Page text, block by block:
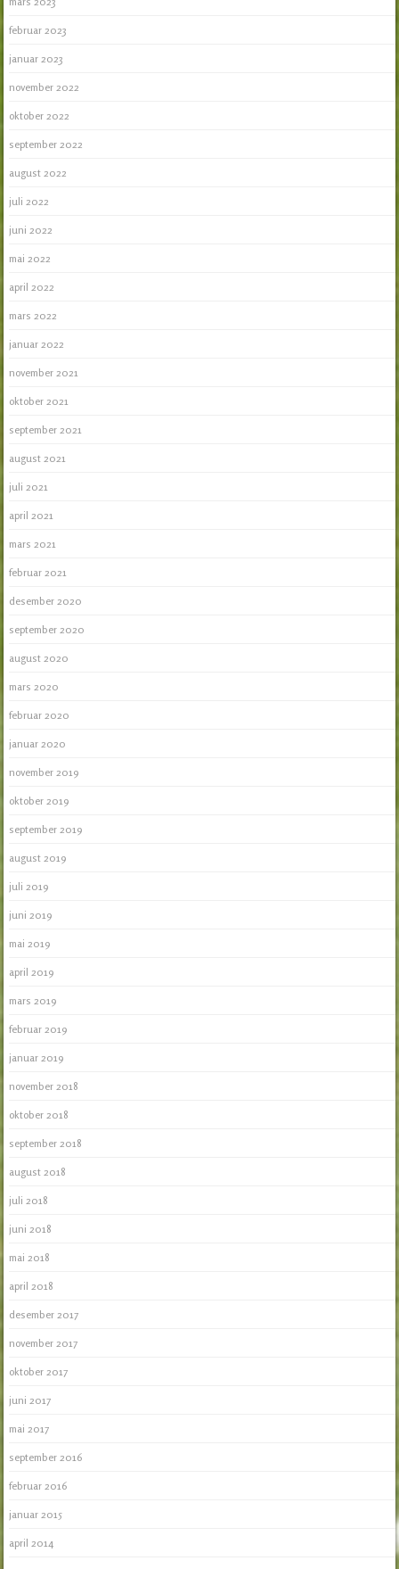
februar 2023
januar 2023
november 2022
oktober 2022
september 2022
august 2022
juli 2022
juni 2022
mai 2022
april 2022
mars 2022
januar 2022
november 2021
oktober 2021
september 2021
august 2021
juli 2021
april 2021
mars 2021
februar 2021
desember 2020
september 2020
august 2020
mars 2020
februar 2020
januar 2020
november 2019
oktober 2019
september 2019
august 2019
juli 2019
juni 2019
mai 2019
april 2019
mars 2019
februar 2019
januar 2019
november 2018
oktober 2018
september 2018
august 2018
juli 2018
juni 2018
mai 2018
april 2018
desember 2017
november 2017
oktober 2017
juni 2017
mai 2017
september 2016
februar 2016
januar 2015
april 2014